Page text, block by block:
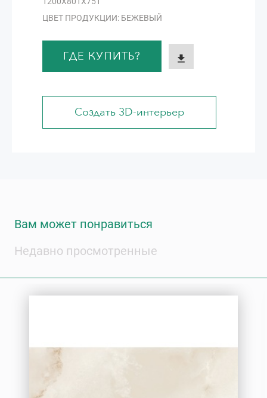
ЦВЕТ ПРОДУКЦИИ: БЕЖЕВЫЙ
ГДЕ КУПИТЬ?
Создать 3D-интерьер
Вам может понравиться
Недавно просмотренные